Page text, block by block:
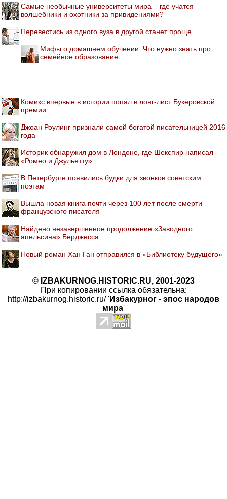
Самые необычные университеты мира – где учатся
волшебники и охотники за привидениями?
Перевестись из одного вуза в другой станет проще
Мифы о домашнем обучении. Что нужно знать про
семейное образование
Комикс впервые в истории попал в лонг-лист Букеровской
премии
Джоан Роулинг признали самой богатой писательницей 2016
года
Историк обнаружил дом в Лондоне, где Шекспир написал
«Ромео и Джульетту»
В Петербурге появились будки для звонков советским
поэтам
Вышла новая книга почти через 100 лет после смерти
французского писателя
Найдено незавершенное продолжение «Заводного
апельсина» Берджесса
Новый роман Хан Ган отправился в «Библиотеку будущего»
© IZBAKURNOG.HISTORIC.RU, 2001-2023
При копировании ссылка обязательна:
http://izbakurnog.historic.ru/ 'Избакурног - эпос народов
мира'